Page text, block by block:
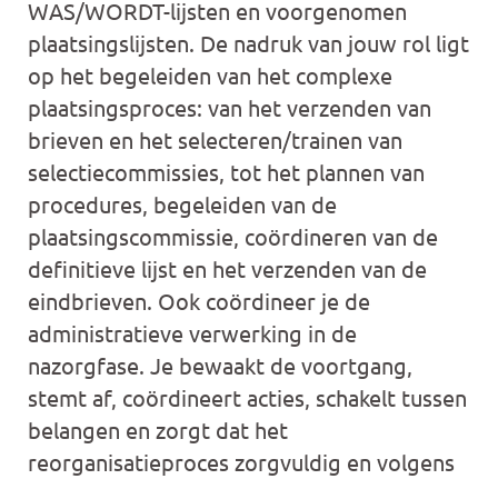
WAS/WORDT-lijsten en voorgenomen
plaatsingslijsten. De nadruk van jouw rol ligt
op het begeleiden van het complexe
plaatsingsproces: van het verzenden van
brieven en het selecteren/trainen van
selectiecommissies, tot het plannen van
procedures, begeleiden van de
plaatsingscommissie, coördineren van de
definitieve lijst en het verzenden van de
eindbrieven. Ook coördineer je de
administratieve verwerking in de
nazorgfase. Je bewaakt de voortgang,
stemt af, coördineert acties, schakelt tussen
belangen en zorgt dat het
reorganisatieproces zorgvuldig en volgens